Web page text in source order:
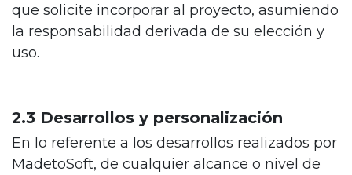
que solicite incorporar al proyecto, asumiendo
la responsabilidad derivada de su elección y
uso.
2.3 Desarrollos y personalización
En lo referente a los desarrollos realizados por
MadetoSoft, de cualquier alcance o nivel de